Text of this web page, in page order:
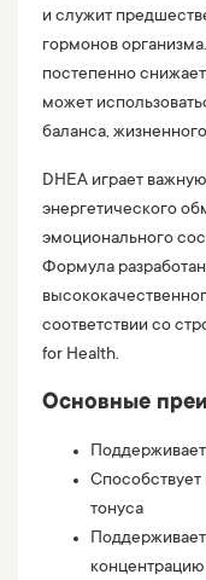
и служит
гормонов
постепенно
может
баланса,
DHEA играет
энергетического
эмоционального
Формула
соответствии со
for Health.
Основные
тонуса